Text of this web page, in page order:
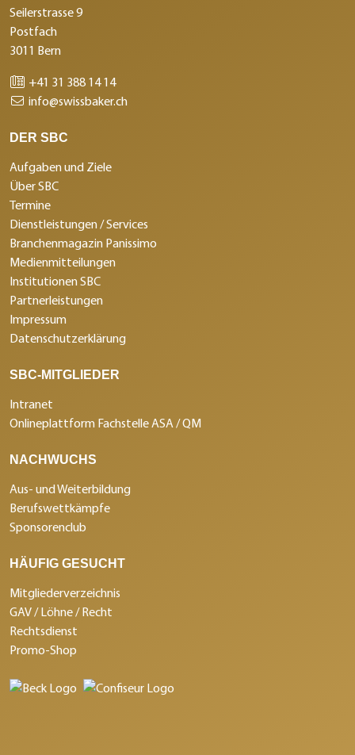
Seilerstrasse 9
Postfach
3011 Bern
+41 31 388 14 14
info@swissbaker.ch
DER SBC
Aufgaben und Ziele
Über SBC
Termine
Dienstleistungen / Services
Branchenmagazin Panissimo
Medienmitteilungen
Institutionen SBC
Partnerleistungen
Impressum
Datenschutzerklärung
SBC-MITGLIEDER
Intranet
Onlineplattform Fachstelle ASA / QM
NACHWUCHS
Aus- und Weiterbildung
Berufswettkämpfe
Sponsorenclub
HÄUFIG GESUCHT
Mitgliederverzeichnis
GAV / Löhne / Recht
Rechtsdienst
Promo-Shop